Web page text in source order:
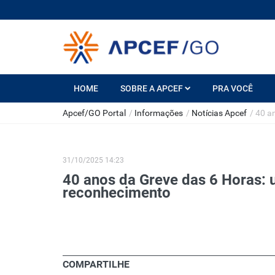
HOME SOBRE A APCEF PRA VOCÊ
Apcef/GO Portal / Informações / Notícias Apcef / 40
31/10/2025 14:23
40 anos da Greve das 6
reconhecimento
COMPARTILHE